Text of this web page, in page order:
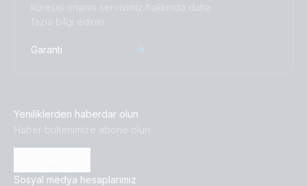
küresel onarım servisimiz hakkında daha
fazla bilgi edinin.
Garanti
Yeniliklerden haberdar olun
Haber bültenimize abone olun
Sosyal medya hesaplarımız